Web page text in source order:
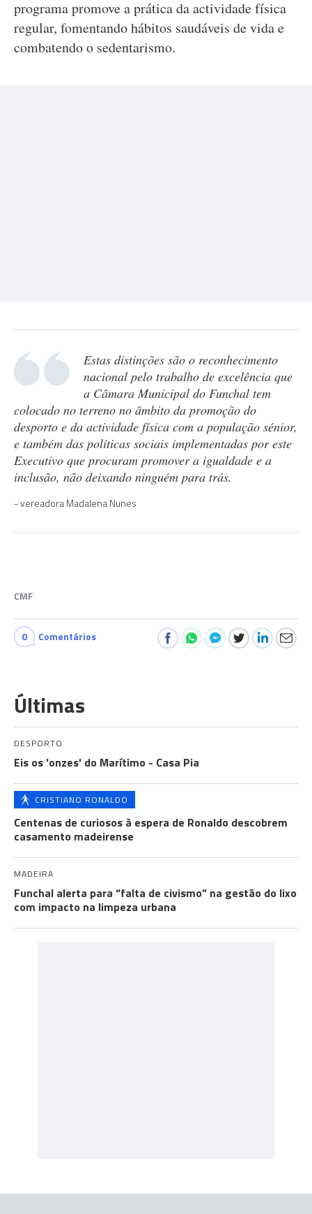
programa promove a prática da actividade física
regular, fomentando hábitos saudáveis de vida e
combatendo o sedentarismo.
Estas distinções são o reconhecimento
nacional pelo trabalho de excelência que
a Câmara Municipal do Funchal tem
colocado no terreno no âmbito da promoção do
desporto e da actividade física com a população sénior,
e também das políticas sociais implementadas por este
Executivo que procuram promover a igualdade e a
inclusão, não deixando ninguém para trás.
vereadora Madalena Nunes
CMF
0 Comentários
Últimas
DESPORTO
Eis os 'onzes' do Marítimo - Casa Pia
CRISTIANO RONALDO
Centenas de curiosos à espera de Ronaldo descobrem
casamento madeirense
MADEIRA
Funchal alerta para “falta de civismo” na gestão do lixo
com impacto na limpeza urbana